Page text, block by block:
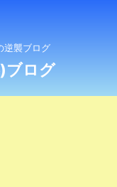
逆襲ブログ
ブログ